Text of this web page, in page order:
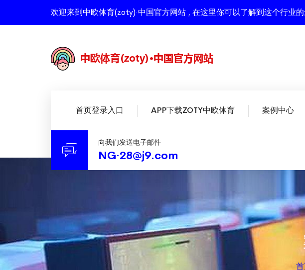
欢迎来到中欧体育(zoty)·中国官方网站 , 在这里你可以了解到这个行业
首页登录入口 APP下载ZOTY中欧体育 案例中心
向我们发送电子邮件
NG·28@j9.com